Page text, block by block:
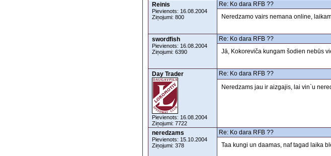
Reinis
Pievienots: 16.08.2004
Ziņojumi: 800
Re: Ko dara RFB ??
Neredzamo vairs nemana online,
swordfish
Pievienots: 16.08.2004
Ziņojumi: 6390
Re: Ko dara RFB ??
Jā, Kokoreviča kungam šodien nebūs
Day Trader
Pievienots: 16.08.2004
Ziņojumi: 7722
Re: Ko dara RFB ??
Neredzams jau ir aizgajis, lai vin`u
neredzams
Pievienots: 15.10.2004
Ziņojumi: 378
Re: Ko dara RFB ??
Taa kungi un daamas, naf tagad laika